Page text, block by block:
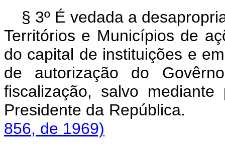
§ 3º É vedada a
Territórios e Municípios de
do capital de instituições e
de autorização do
fiscalização, salvo
Presidente da
856, de 1969)